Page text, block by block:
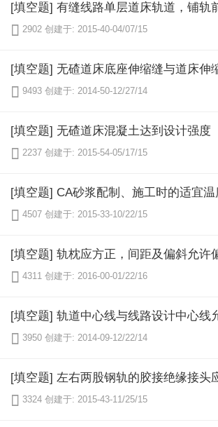
 2902 创建于: 2015-40-04/07/15
[填空题] 无碴道床底座伸缩缝与道床伸
 9493 创建于: 2014-50-12/27/14
 2237 创建于: 2015-54-05/17/15
 4507 创建于: 2015-33-10/22/15
[填空题] 轨枕应方正，间距及偏斜允许
 4311 创建于: 2016-00-01/22/16
 3950 创建于: 2014-09-12/22/14
 3324 创建于: 2015-43-11/25/15